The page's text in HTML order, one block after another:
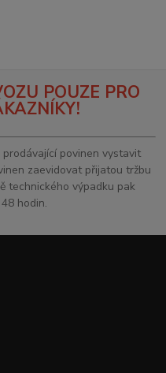
POUZE PRO
povinen vystavit
zaevidovat přijatou tržbu
technického výpadku pak
hodin.